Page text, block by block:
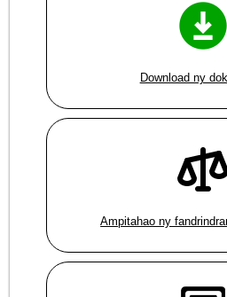
Download ny
Ampitahao ny